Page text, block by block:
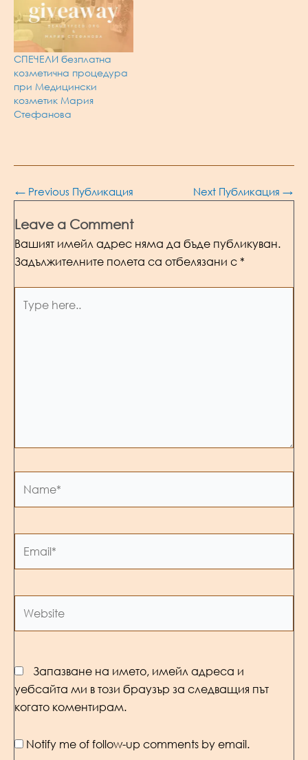
СПЕЧЕЛИ безплатна
козметична процедура
при Медицински
козметик Мария
Стефанова
Post
← Previous Публикация Next Публикация →
Leave a Comment
Вашият имейл адрес няма да бъде публикуван.
Задължителните полета са отбелязани с *
here..
Запазване на името, имейл адреса и
уебсайта ми в този браузър за следващия път
когато коментирам.
Notify me of follow-up comments by email.